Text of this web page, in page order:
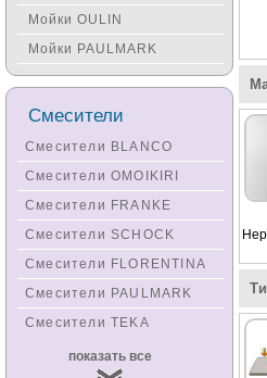
Мойки OULIN
Мойки PAULMARK
Смесители
Смесители BLANCO
Смесители OMOIKIRI
Смесители FRANKE
Смесители SCHOCK
Смесители FLORENTINA
Смесители PAULMARK
Смесители TEKA
Смесители
KUCHENSTERN
показать все